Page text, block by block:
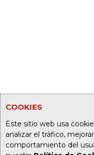
COOKIES
Este sitio web usa
analizar el tráfico,
comportamiento del